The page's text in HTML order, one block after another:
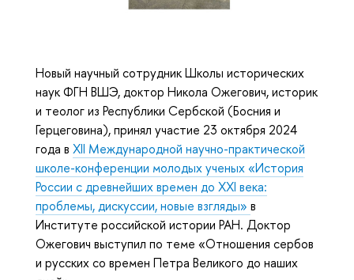
Новый научный сотрудник Школы исторических
наук ФГН ВШЭ, доктор Никола Ожегович, историк
и теолог из Республики Сербской (Босния и
Герцеговина), принял участие 23 октября 2024
года в XII Международной научно-практической
школе-конференции молодых ученых «История
России с древнейших времен до XXI века:
проблемы, дискуссии, новые взгляды» в
Институте российской истории РАН. Доктор
Ожегович выступил по теме «Отношения сербов
и русских со времен Петра Великого до наших